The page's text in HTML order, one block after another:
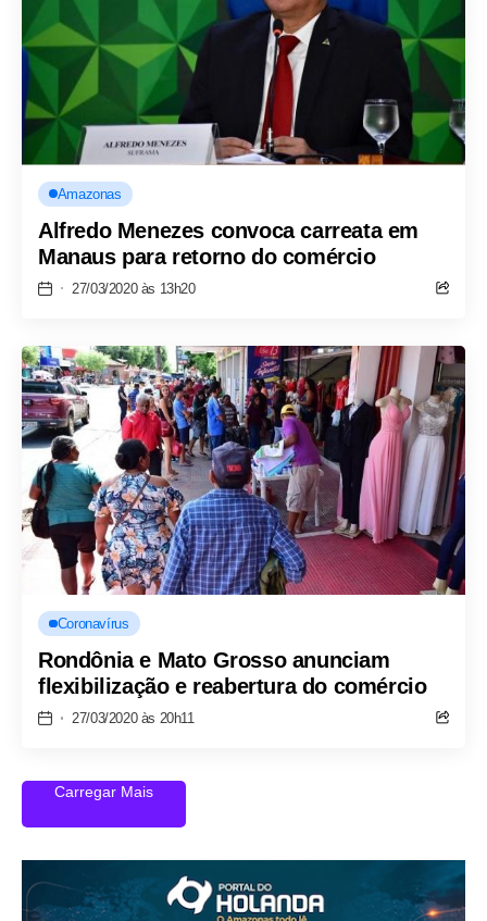
Amazonas
Alfredo Menezes convoca carreata em
Manaus para retorno do comércio
27/03/2020 às 13h20
Coronavírus
Rondônia e Mato Grosso anunciam
flexibilização e reabertura do comércio
27/03/2020 às 20h11
Carregar Mais